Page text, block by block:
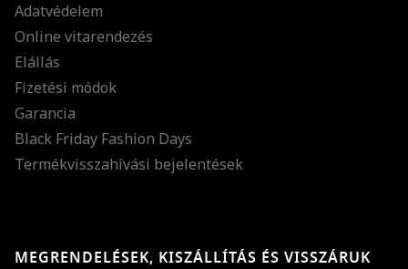
Adatvédelem
Online vitarendezés
Elállás
Fizetési módok
Garancia
Black Friday Fashion Days
Termékvisszahívási bejelentések
MEGRENDELÉSEK, KISZÁLLÍTÁS ÉS VISSZÁRUK